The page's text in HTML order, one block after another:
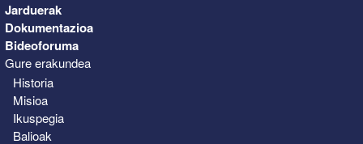
Jarduerak
Dokumentazioa
Bideoforuma
Gure erakundea
Historia
Misioa
Ikuspegia
Balioak